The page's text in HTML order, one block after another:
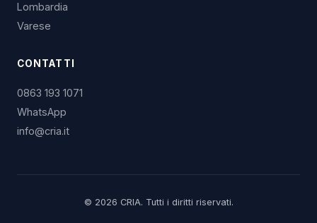
Lombardia
Varese
CONTATTI
0863 193 1071
WhatsApp
info@cria.it
© 2026 CRIA. Tutti i diritti riservati.